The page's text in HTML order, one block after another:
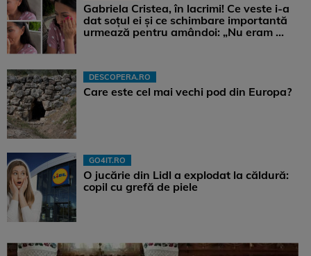
Gabriela Cristea, în lacrimi! Ce veste i-a
dat soțul ei și ce schimbare importantă
urmează pentru amândoi: „Nu eram ...
DESCOPERA.RO
Care este cel mai vechi pod din Europa?
GO4IT.RO
O jucărie din Lidl a explodat la căldură:
copil cu grefă de piele